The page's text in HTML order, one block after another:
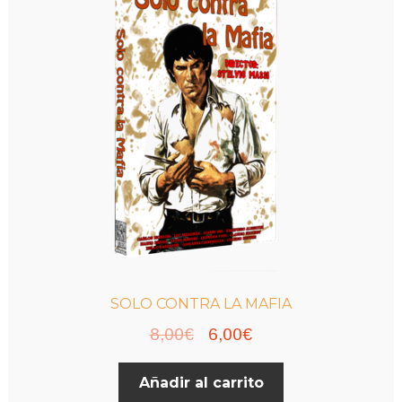
SOLO CONTRA LA MAFIA
8,00€
El
precio
original
6,00€El
precio
actual
Añadir al carrito